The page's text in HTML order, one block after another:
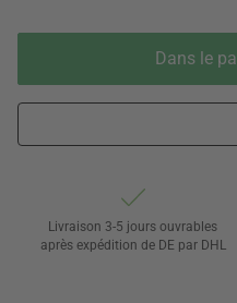
Dans le
Livraison 3-5 jours ouvrables
après expédition de DE par DHL